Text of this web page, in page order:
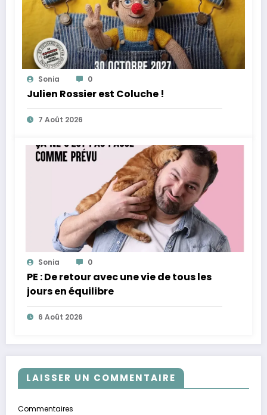
Sonia 0
Julien Rossier est Coluche !
7 Août 2026
Sonia 0
PE : De retour avec une vie de tous les
jours en équilibre
6 Août 2026
LAISSER UN COMMENTAIRE
Commentaires